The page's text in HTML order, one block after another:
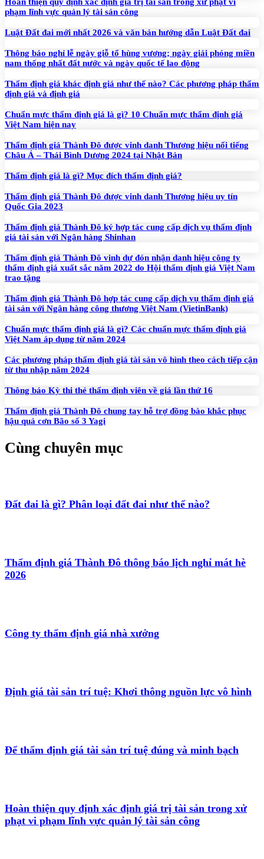
Hoàn thiện quy định xác định giá trị tài sản trong xử phạt vi
phạm lĩnh vực quản lý tài sản công
Luật Đất đai mới nhất 2026 và văn bản hướng dẫn Luật Đất đai
Thông báo nghỉ lễ ngày giỗ tổ hùng vương; ngày giải phóng miền
nam thống nhất đất nước và ngày quốc tế lao động
Thẩm định giá khác định giá như thế nào? Các phương pháp thẩm
định giá và định giá
Chuẩn mực thẩm định giá là gì? 10 Chuẩn mực thẩm định giá
Việt Nam hiện nay
Thẩm định giá Thành Đô được vinh danh Thương hiệu nổi tiếng
Châu Á – Thái Bình Dương 2024 tại Nhật Bản
Thẩm định giá là gì? Mục đích thẩm định giá?
Thẩm định giá Thành Đô được vinh danh Thương hiệu uy tín
Quốc Gia 2023
Thẩm định giá Thành Đô ký hợp tác cung cấp dịch vụ thẩm định
giá tài sản với Ngân hàng Shinhan
Thẩm định giá Thành Đô vinh dự đón nhận danh hiệu công ty
thẩm định giá xuất sắc năm 2022 do Hội thẩm định giá Việt Nam
trao tặng
Thẩm định giá Thành Đô hợp tác cung cấp dịch vụ thẩm định giá
tài sản với Ngân hàng công thương Việt Nam (VietinBank)
Chuẩn mực thẩm định giá là gì? Các chuẩn mực thẩm định giá
Việt Nam áp dụng từ năm 2024
Các phương pháp thẩm định giá tài sản vô hình theo cách tiếp cận
từ thu nhập năm 2024
Thông báo Kỳ thi thẻ thẩm định viên về giá lần thứ 16
Thẩm định giá Thành Đô chung tay hỗ trợ đồng bào khắc phục
hậu quả cơn Bão số 3 Yagi
Cùng chuyên mục
Đất đai là gì? Phân loại đất đai như thế nào?
Thẩm định giá Thành Đô thông báo lịch nghỉ mát hè
2026
Công ty thẩm định giá nhà xưởng
Định giá tài sản trí tuệ: Khơi thông nguồn lực vô hình
Để thẩm định giá tài sản trí tuệ đúng và minh bạch
Hoàn thiện quy định xác định giá trị tài sản trong xử
phạt vi phạm lĩnh vực quản lý tài sản công